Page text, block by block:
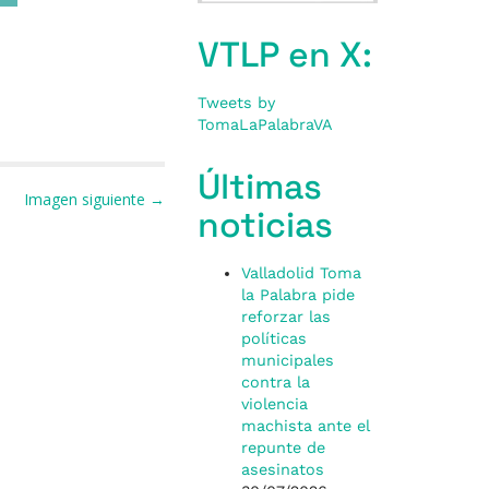
Imagen siguiente →
VTLP en X:
Tweets by
TomaLaPalabraVA
Últimas
noticias
Valladolid Toma
la Palabra pide
reforzar las
políticas
municipales
contra la
violencia
machista ante el
repunte de
asesinatos